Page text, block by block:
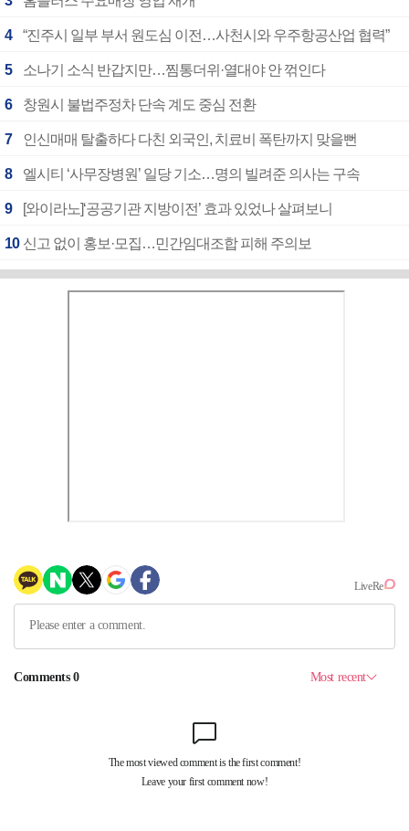
4 “진주시 일부 부서 원도심 이전…사천시와 우주항공산업 협력”
5 소나기 소식 반갑지만…찜통더위·열대야 안 꺾인다
6 창원시 불법주정차 단속 계도 중심 전환
7 인신매매 탈출하다 다친 외국인, 치료비 폭탄까지 맞을뻔
8 엘시티 ‘사무장병원’ 일당 기소…명의 빌려준 의사는 구속
9 [와이라노]‘공공기관 지방이전’ 효과 있었나 살펴보니
10 신고 없이 홍보·모집…민간임대조합 피해 주의보